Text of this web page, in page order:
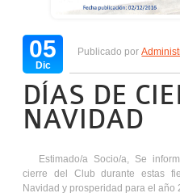
05
Dic
Publicado por
DÍAS DE
NAVIDAD
Estimado/a Socio/a, Se
cierre del Club durante estas
Navidad y prosperidad para el año